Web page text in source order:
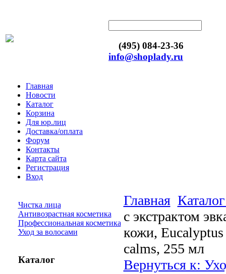
(495) 084-23-36
info@shoplady.ru
Главная
Новости
Каталог
Корзина
Для юр.лиц
Доставка/оплата
Форум
Контакты
Карта сайта
Регистрация
Вход
Чистка лица
Антивозрастная косметика
Профессиональная косметика
Уход за волосами
Каталог
Главная
с экстрактом
кожи,
calms, 255 мл
Вернуться к: